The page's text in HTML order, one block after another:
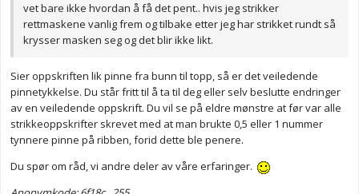
vet bare ikke hvordan å få det pent.. hvis jeg strikker
rettmaskene vanlig frem og tilbake etter jeg har strikket rundt så
krysser masken seg og det blir ikke likt.
Sier oppskriften lik pinne fra bunn til topp, så er det veiledende
pinnetykkelse. Du står fritt til å ta til deg eller selv beslutte endringer
av en veiledende oppskrift. Du vil se på eldre mønstre at før var alle
strikkeoppskrifter skrevet med at man brukte 0,5 eller 1 nummer
tynnere pinne på ribben, forid dette ble penere.
Du spør om råd, vi andre deler av våre erfaringer.